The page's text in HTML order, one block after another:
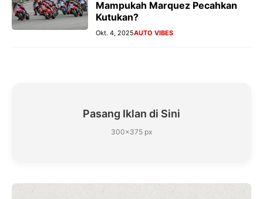
Mampukah Marquez Pecahkan
Kutukan?
Okt. 4, 2025AUTO VIBES
Pasang Iklan di Sini
300×375 px